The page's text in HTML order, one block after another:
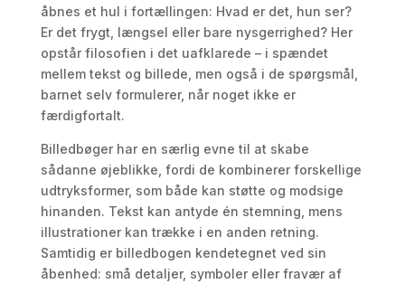
åbnes et hul i fortællingen: Hvad er det, hun ser?
Er det frygt, længsel eller bare nysgerrighed? Her
opstår filosofien i det uafklarede – i spændet
mellem tekst og billede, men også i de spørgsmål,
barnet selv formulerer, når noget ikke er
færdigfortalt.
Billedbøger har en særlig evne til at skabe
sådanne øjeblikke, fordi de kombinerer forskellige
udtryksformer, som både kan støtte og modsige
hinanden. Tekst kan antyde én stemning, mens
illustrationer kan trække i en anden retning.
Samtidig er billedbogen kendetegnet ved sin
åbenhed: små detaljer, symboler eller fravær af